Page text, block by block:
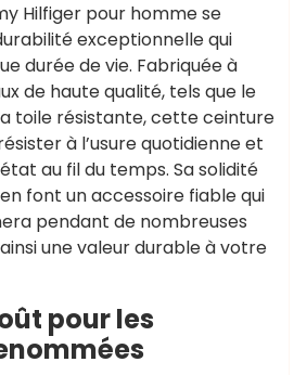
Hilfiger pour homme se
exceptionnelle qui
durée de vie. Fabriquée à
de haute qualité, tels que le
toile résistante, cette ceinture
à l’usure quotidienne et
au fil du temps. Sa solidité
font un accessoire fiable qui
pendant de nombreuses
une valeur durable à votre
pour les